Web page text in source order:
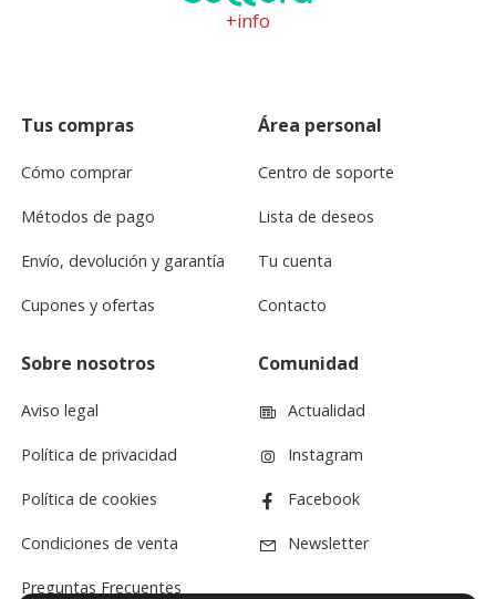
+info
Tus compras
Cómo comprar
Métodos de pago
Envío, devolución y garantía
Cupones y ofertas
Área personal
Centro de soporte
Lista de deseos
Tu cuenta
Contacto
Sobre nosotros
Aviso legal
Política de privacidad
Política de cookies
Condiciones de venta
Preguntas Frecuentes
Comunidad
Actualidad
Instagram
Facebook
Newsletter